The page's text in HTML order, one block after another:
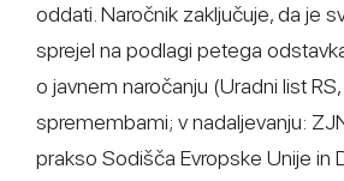
oddati. Naročnik zaključuje, da je
sprejel na podlagi petega
o javnem naročanju (Uradni list
spremembami; v nadaljevanju:
prakso Sodišča Evropske Unije in